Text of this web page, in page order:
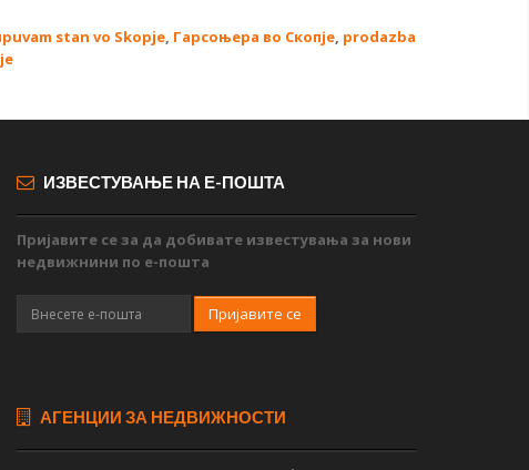
stan vo Skopje, Гарсоњера во Скопје, prodazba
ИЗВЕСТУВАЊЕ НА Е-ПОШТА
Пријавите се за да добивате известувања за нови
недвижнини по е-пошта
Пријавите се
АГЕНЦИИ ЗА НЕДВИЖНОСТИ